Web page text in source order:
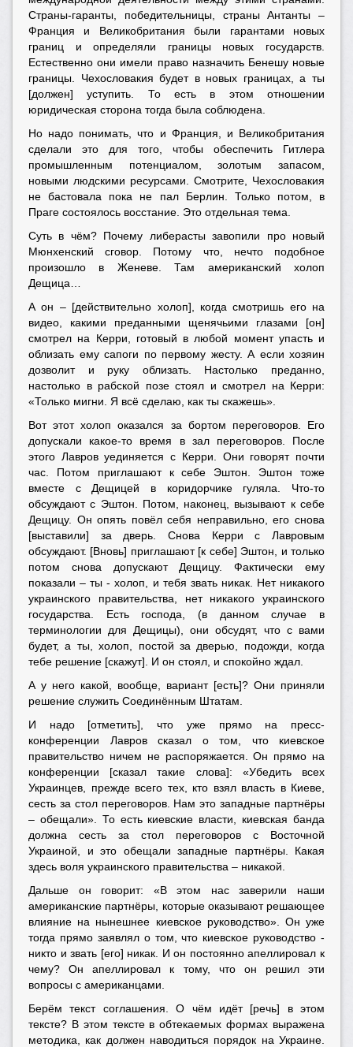
Страны-гаранты, победительницы, страны Антанты –
Франция и Великобритания были гарантами новых
границ и определяли границы новых государств.
Естественно они имели право назначить Бенешу новые
границы. Чехословакия будет в новых границах, а ты
[должен] уступить. То есть в этом отношении
юридическая сторона тогда была соблюдена.
Но надо понимать, что и Франция, и Великобритания
сделали это для того, чтобы обеспечить Гитлера
промышленным потенциалом, золотым запасом,
новыми людскими ресурсами. Смотрите, Чехословакия
не бастовала пока не пал Берлин. Только потом, в
Праге состоялось восстание. Это отдельная тема.
Суть в чём? Почему либерасты завопили про новый
Мюнхенский сговор. Потому что, нечто подобное
произошло в Женеве. Там американский холоп
Дещица…
А он – [действительно холоп], когда смотришь его на
видео, какими преданными щенячьими глазами [он]
смотрел на Керри, готовый в любой момент упасть и
облизать ему сапоги по первому жесту. А если хозяин
дозволит и руку облизать. Настолько преданно,
настолько в рабской позе стоял и смотрел на Керри:
«Только мигни. Я всё сделаю, как ты скажешь».
Вот этот холоп оказался за бортом переговоров. Его
допускали какое-то время в зал переговоров. После
этого Лавров уединяется с Керри. Они говорят почти
час. Потом приглашают к себе Эштон. Эштон тоже
вместе с Дещицей в коридорчике гуляла. Что-то
обсуждают с Эштон. Потом, наконец, вызывают к себе
Дещицу. Он опять повёл себя неправильно, его снова
[выставили] за дверь. Снова Керри с Лавровым
обсуждают. [Вновь] приглашают [к себе] Эштон, и только
потом снова допускают Дещицу. Фактически ему
показали – ты - холоп, и тебя звать никак. Нет никакого
украинского правительства, нет никакого украинского
государства. Есть господа, (в данном случае в
терминологии для Дещицы), они обсудят, что с вами
будет, а ты, холоп, постой за дверью, подожди, когда
тебе решение [скажут]. И он стоял, и спокойно ждал.
А у него какой, вообще, вариант [есть]? Они приняли
решение служить Соединённым Штатам.
И надо [отметить], что уже прямо на пресс-
конференции Лавров сказал о том, что киевское
правительство ничем не распоряжается. Он прямо на
конференции [сказал такие слова]: «Убедить всех
Украинцев, прежде всего тех, кто взял власть в Киеве,
сесть за стол переговоров. Нам это западные партнёры
– обещали». То есть киевские власти, киевская банда
должна сесть за стол переговоров с Восточной
Украиной, и это обещали западные партнёры. Какая
здесь воля украинского правительства – никакой.
Дальше он говорит: «В этом нас заверили наши
американские партнёры, которые оказывают решающее
влияние на нынешнее киевское руководство». Он уже
тогда прямо заявлял о том, что киевское руководство -
никто и звать [его] никак. И он постоянно апеллировал к
чему? Он апеллировал к тому, что он решил эти
вопросы с американцами.
Берём текст соглашения. О чём идёт [речь] в этом
тексте? В этом тексте в обтекаемых формах выражена
методика, как должен наводиться порядок на Украине.